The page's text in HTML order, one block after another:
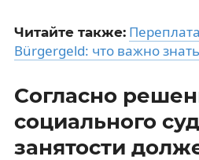
Читайте также:
Bürgergeld: что важно знать
Согласно
социального
занятости